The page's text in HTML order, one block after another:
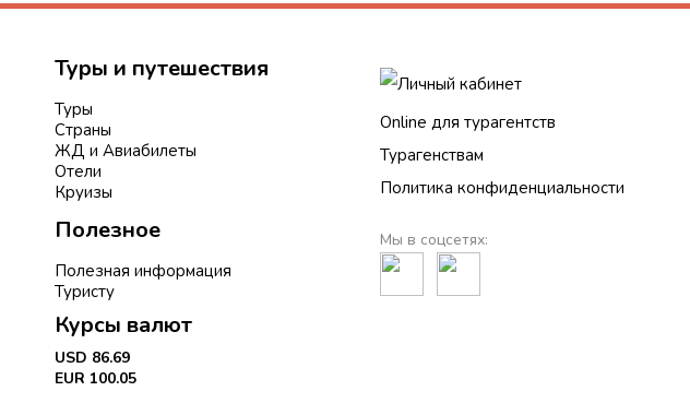
Туры и путешествия
Туры
Страны
ЖД и Авиабилеты
Отели
Круизы
Личный кабинет
Online для турагентств
Турагенствам
Политика конфиденциальности
Полезное
Полезная информация
Туристу
Курсы валют
USD 86.69
EUR 100.05
Мы в соцсетях: